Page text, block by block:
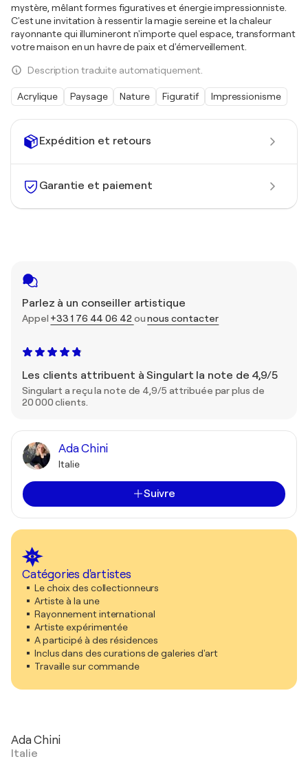
Expédition et retours
Garantie et paiement
Parlez à un conseiller artistique
Appel +33 1 76 44 06 42 ounous contacter
Les clients attribuent à Singulart la note de 4,9/5
Singulart a reçu la note de 4,9/5 attribuée par plus de
20 000 clients.
Ada Chini
Italie
Suivre
Catégories d'artistes
Le choix des collectionneurs
Artiste à la une
Rayonnement international
Artiste expérimentée
A participé à des résidences
Inclus dans des curations de galeries d'art
Travaille sur commande
mystère, mêlant formes figuratives et énergie impressionniste.
C'est une invitation à ressentir la magie sereine et la chaleur
rayonnante qui illumineront n'importe quel espace, transformant
votre maison en un havre de paix et d'émerveillement.
Description traduite automatiquement.
Acrylique Paysage Nature Figuratif Impressionisme
Ada Chini
Italie